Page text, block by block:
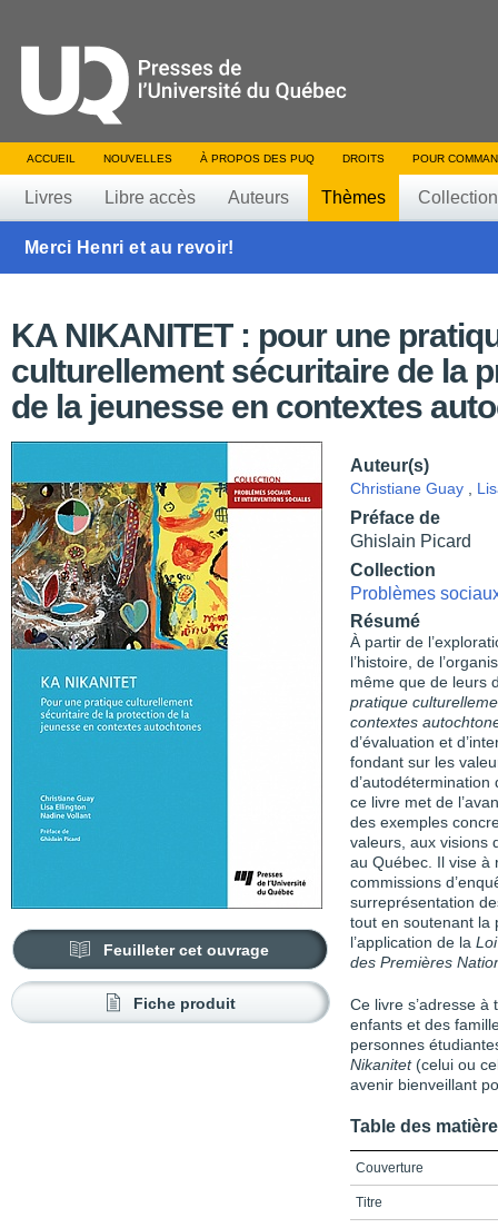
ACCUEIL NOUVELLES À PROPOS DES PUQ DROITS POUR
Livres Libre accès Auteurs Thèmes
Merci Henri et au revoir!
KA NIKANITET : pour une
culturellement sécuritaire de la
de la jeunesse en contextes
Feuilleter cet ouvrage
Fiche produit
Auteur(s)
Christiane Guay
Préface de
Ghislain Picard
Collection
Problèmes
Résumé
À partir de
l’histoire, de
même que de leurs
pratique
contextes
d’évaluation et
fondant sur les
ce livre met de
des exemples
valeurs, aux visions
au Québec. Il vise à
commissions
surreprésentation
tout en soutenant la
l’application de la
des Premières
Ce livre s’adresse
enfants et des
personnes
Nikanitet(celui ou
avenir bienveillant
Table des
Couverture
Titre